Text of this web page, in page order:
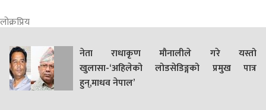
लोक्रप्रिय
नेता राधाकृण मौनालीले गरे यस्तो
खुलासा-‘अहिलेको लोडसेडिङ्गको प्रमुख पात्र
हुन्,माधव नेपाल’